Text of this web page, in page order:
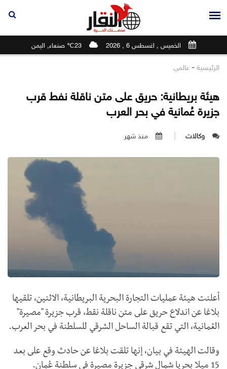
الخميس , اغسطس 6 , 2026 23℃ صنعاء, اليمن
الرئيسية - عالمي
هيئة بريطانية: حريق على متن ناقلة نفط قرب
جزيرة عُمانية في بحر العرب
وكالات منذ شهر
أعلنت هيئة عمليات التجارة البحرية البريطانية، الاثنين، تلقيها
بلاغا عن اندلاع حريق على متن ناقلة نقط، قرب جزيرة "مصيرة"
العُمانية، التي تقع قبالة الساحل الشرقي للسلطنة في بحر العرب.
وقالت الهيئة في بيان، إنها تلقت بلاغا عن حادث وقع على بعد
15 ميلا بحريا شمال شرقي جزيرة مصيرة في سلطنة عُمان.